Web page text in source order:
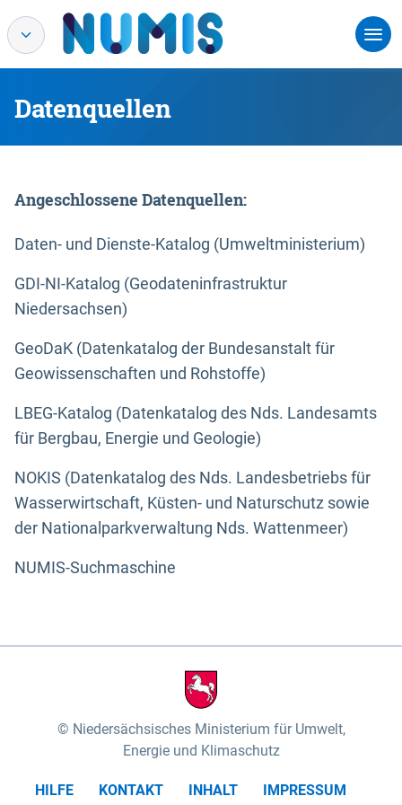
Datenquellen
Angeschlossene Datenquellen:
Daten- und Dienste-Katalog (Umweltministerium)
GDI-NI-Katalog (Geodateninfrastruktur
Niedersachsen)
GeoDaK (Datenkatalog der Bundesanstalt für
Geowissenschaften und Rohstoffe)
LBEG-Katalog (Datenkatalog des Nds. Landesamts
für Bergbau, Energie und Geologie)
NOKIS (Datenkatalog des Nds. Landesbetriebs für
Wasserwirtschaft, Küsten- und Naturschutz sowie
der Nationalparkverwaltung Nds. Wattenmeer)
NUMIS-Suchmaschine
Niedersächsisches Ministerium für Umwelt,
Energie und Klimaschutz
HILFE KONTAKT INHALT
IMPRESSUM